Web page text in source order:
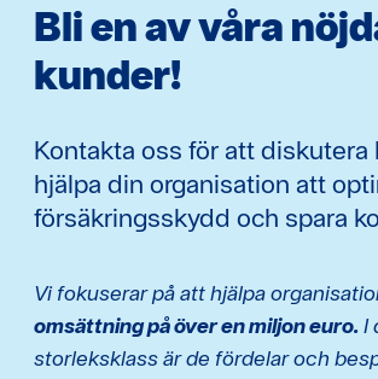
Bli en av våra
kunder!
Kontakta oss för att diskutera
hjälpa din organisation att
försäkringsskydd och spara
Vi fokuserar på att hjälpa
omsättning på över en miljon euro.I
storleksklass är de fördelar och